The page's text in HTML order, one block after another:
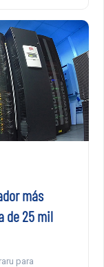
más
de 25 mil
para